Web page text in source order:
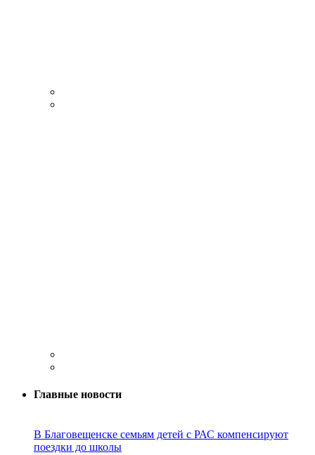
Главные новости
В Благовещенске семьям детей с РАС компенсируют
поездки до школы